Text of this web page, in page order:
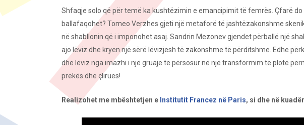
Shfaqje solo që për temë ka kushtëzimin e emancipimit të femrës. Çfarë
ballafaqohet? Tomeo Verzhes gjeti një metaforë të jashtëzakonshme
në shabllonin që i imponohet asaj. Sandrin Mezonev gjendet përballë një
ajo lëviz dhe kryen një sërë lëvizjesh të zakonshme të përditshme. Edhe
dhe lëviz nga imazhi i një gruaje të përsosur në një transformim të plotë
prekës dhe çlirues!
Realizohet me mbështetjen e Institutit Francez në Paris, si dhe në